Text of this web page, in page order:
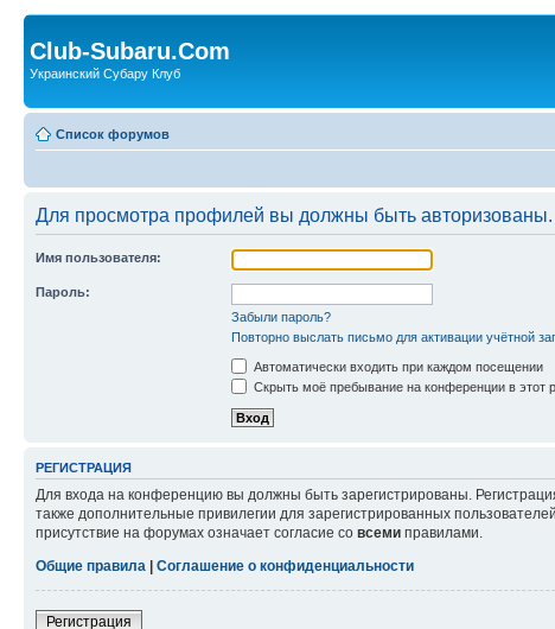
Club-Subaru.Com
Украинский Субару Клуб
Список форумов
Для просмотра профилей вы должны быть авторизованы.
Имя пользователя:
Пароль:
Забыли пароль?
Повторно выслать письмо для активации учётной
Автоматически входить при каждом посещении
Скрыть моё пребывание на конференции в этот
РЕГИСТРАЦИЯ
Для входа на конференцию вы должны быть зарегистрированы.
также дополнительные привилегии для зарегистрированных
присутствие на форумах означает согласие со всеми правилами.
Общие правила
Соглашение о конфиденциальности
Регистрация